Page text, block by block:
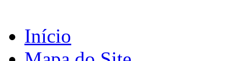
Início